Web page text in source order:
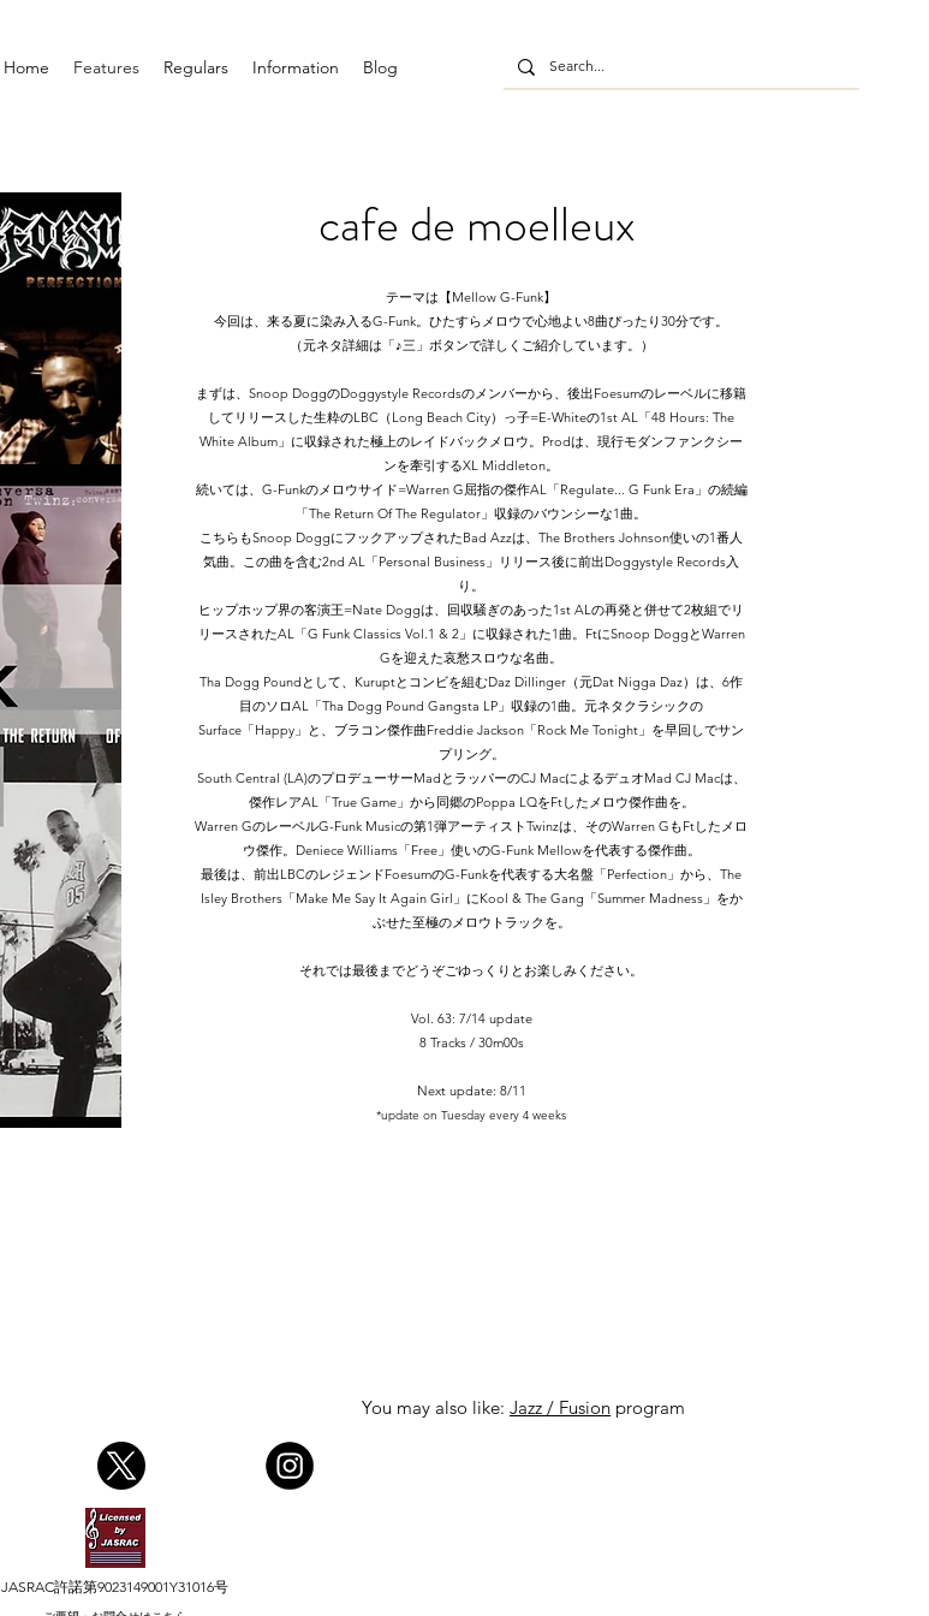
Home Features Regulars Information Blog
cafe de moelleux
テーマは【Mellow G-Funk】
今回は、来る夏に染み入るG-Funk。ひたすらメロウで心地よい8曲ぴったり30分です。
（元ネタ詳細は「♪三」ボタンで詳しくご紹介しています。）
​まずは、Snoop DoggのDoggystyle Recordsのメンバーから、後出Foesumのレーベルに移籍
してリリースした生粋のLBC（Long Beach City）っ子=E-Whiteの1st AL「48 Hours: The
White Album」に収録された極上のレイドバックメロウ。Prodは、現行モダンファンクシー
ンを牽引するXL Middleton。
続いては、G-Funkのメロウサイド=Warren G屈指の傑作AL「Regulate... G Funk Era」の続編
「The Return Of The Regulator」収録のバウンシーな1曲。
こちらもSnoop DoggにフックアップされたBad Azzは、The Brothers Johnson使いの1番人
気曲。この曲を含む2nd AL「Personal Business」リリース後に前出Doggystyle Records入
り。
ヒップホップ界の客演王=Nate Doggは、回収騒ぎのあった1st ALの再発と併せて2枚組でリ
リースされたAL「G Funk Classics Vol.1 & 2」に収録された1曲。FtにSnoop DoggとWarren
Gを迎えた哀愁スロウな名曲。
Tha Dogg Poundとして、Kuruptとコンビを組むDaz Dillinger（元Dat Nigga Daz）は、6作
目のソロAL「Tha Dogg Pound Gangsta LP」収録の1曲。元ネタクラシックの
Surface「Happy」と、ブラコン傑作曲Freddie Jackson「Rock Me Tonight」を早回しでサン
プリング。
South Central (LA)のプロデューサーMadとラッパーのCJ MacによるデュオMad CJ Macは、
傑作レアAL「True Game」から同郷のPoppa LQをFtしたメロウ傑作曲を。
Warren GのレーベルG-Funk Musicの第1弾アーティストTwinzは、そのWarren GもFtしたメロ
ウ傑作。Deniece Williams「Free」使いのG-Funk Mellowを代表する傑作曲。
最後は、前出LBCのレジェンドFoesumのG-Funkを代表する大名盤「Perfection」から、The
Isley Brothers「Make Me Say It Again Girl」にKool & The Gang「Summer Madness」をか
ぶせた至極のメロウトラックを。
​それでは最後までどうぞごゆっくりとお楽しみください。
Vol. 63: 7/14 update
8 Tracks / 30m00s
Next update: 8/11
*update on Tuesday every 4 weeks
You may also like: Jazz / Fusion program
JASRAC許諾第9023149001Y31016号